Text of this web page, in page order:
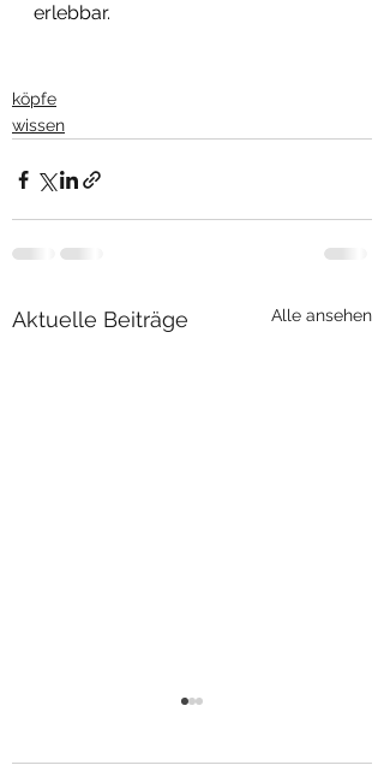
erlebbar.
köpfe
wissen
Aktuelle Beiträge Alle ansehen